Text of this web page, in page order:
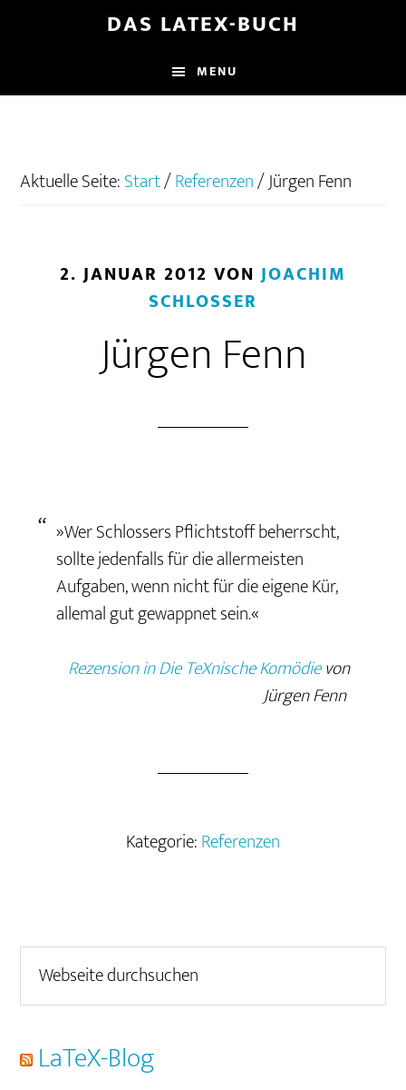
DAS LATEX-BUCH
MENU
Aktuelle Seite:Start/Referenzen/Jürgen Fenn
2. JANUAR 2012 VONJOACHIM
SCHLOSSER
Jürgen Fenn
»Wer Schlossers Pflichtstoff beherrscht,
sollte jedenfalls für die allermeisten
Aufgaben, wenn nicht für die eigene Kür,
allemal gut gewappnet sein.«
Rezension in Die TeXnische Komödievon
Jürgen Fenn
Kategorie:Referenzen
Seitenspalte
Webseite
durchsuchen
LaTeX-Blog